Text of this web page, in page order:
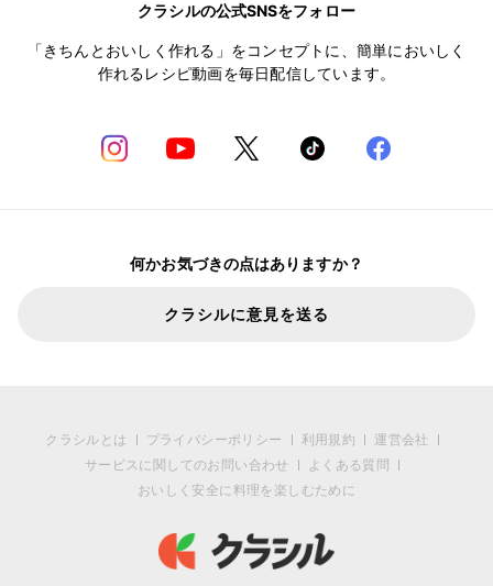
クラシルの公式SNSをフォロー
「きちんとおいしく作れる」をコンセプトに、簡単においしく
作れるレシピ動画を毎日配信しています。
何かお気づきの点はありますか？
クラシルに意見を送る
クラシルとは プライバシーポリシー 利用規約
運営会社
サービスに関してのお問い合わせ
よくある質問
おいしく安全に料理を楽しむために